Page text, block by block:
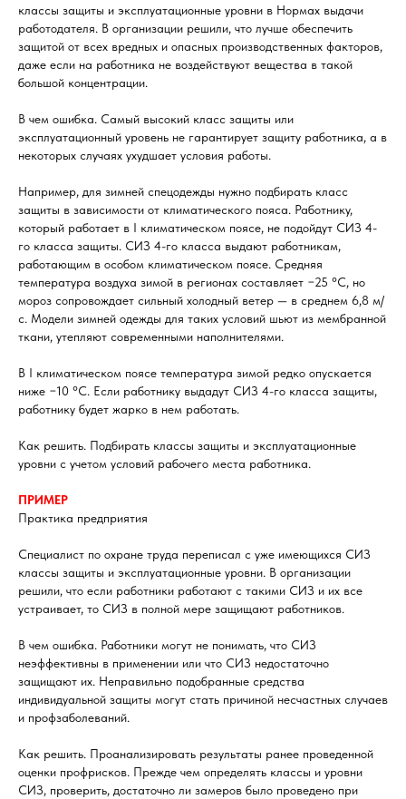
классы защиты и эксплуатационные уровни в Нормах выдачи
работодателя. В организации решили, что лучше обеспечить
защитой от всех вредных и опасных производственных факторов,
даже если на работника не воздействуют вещества в такой
большой концентрации.
В чем ошибка. Самый высокий класс защиты или
эксплуатационный уровень не гарантирует защиту работника, а в
некоторых случаях ухудшает условия работы.
Например, для зимней спецодежды нужно подбирать класс
защиты в зависимости от климатического пояса. Работнику,
который работает в I климатическом поясе, не подойдут СИЗ 4-
го класса защиты. СИЗ 4-го класса выдают работникам,
работающим в особом климатическом поясе. Средняя
температура воздуха зимой в регионах составляет −25 °С, но
мороз сопровождает сильный холодный ветер — в среднем 6,8 м/
с. Модели зимней одежды для таких условий шьют из мембранной
ткани, утепляют современными наполнителями.
В I климатическом поясе температура зимой редко опускается
ниже −10 °С. Если работнику выдадут СИЗ 4-го класса защиты,
работнику будет жарко в нем работать.
Как решить. Подбирать классы защиты и эксплуатационные
уровни с учетом условий рабочего места работника.
ПРИМЕР
Практика предприятия
Специалист по охране труда переписал с уже имеющихся СИЗ
классы защиты и эксплуатационные уровни. В организации
решили, что если работники работают с такими СИЗ и их все
устраивает, то СИЗ в полной мере защищают работников.
В чем ошибка. Работники могут не понимать, что СИЗ
неэффективны в применении или что СИЗ недостаточно
защищают их. Неправильно подобранные средства
индивидуальной защиты могут стать причиной несчастных случаев
и профзаболеваний.
Как решить. Проанализировать результаты ранее проведенной
оценки профрисков. Прежде чем определять классы и уровни
СИЗ, проверить, достаточно ли замеров было проведено при